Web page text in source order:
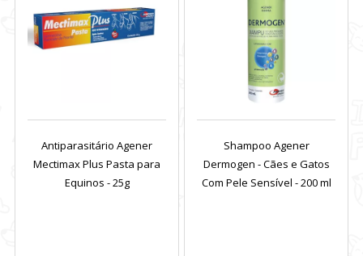
Antiparasitário Agener
Mectimax Plus Pasta para
Equinos - 25g
Shampoo Agener
Dermogen - Cães e Gatos
Com Pele Sensível - 200 ml